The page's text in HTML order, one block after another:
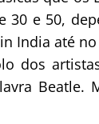
30 e 50,
India até
dos
Beatle.